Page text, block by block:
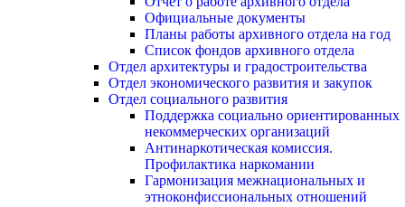
Официальные документы
Планы работы архивного отдела на год
Список фондов архивного отдела
Отдел архитектуры и градостроительства
Отдел экономического развития и закупок
Отдел социального развития
Поддержка социально ориентированных
некоммерческих организаций
Антинаркотическая комиссия.
Профилактика наркомании
Гармонизация межнациональных и
этноконфиссиональных отношений